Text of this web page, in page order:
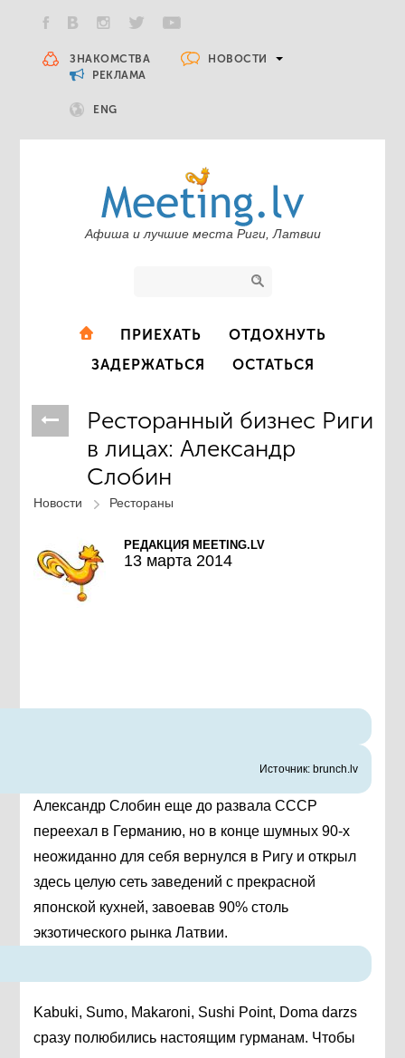
ЗНАКОМСТВА
НОВОСТИ
РЕКЛАМА
ENG
Афиша и лучшие места Риги, Латвии
ПРИЕХАТЬ
ОТДОХНУТЬ
ЗАДЕРЖАТЬСЯ
ОСТАТЬСЯ
Ресторанный бизнес Риги
в лицах: Александр
Слобин
Новости Рестораны
РЕДАКЦИЯ MEETING.LV
13 марта 2014
Источник: brunch.lv
Александр Слобин еще до развала СССР
переехал в Германию, но в конце шумных 90-х
неожиданно для себя вернулся в Ригу и открыл
здесь целую сеть заведений с прекрасной
японской кухней, завоевав 90% столь
экзотического рынка Латвии.
Kabuki, Sumo, Makaroni, Sushi Point, Doma darzs
сразу полюбились настоящим гурманам. Чтобы